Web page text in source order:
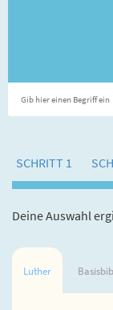
SCHRITT 1
Deine Auswahl
Luther